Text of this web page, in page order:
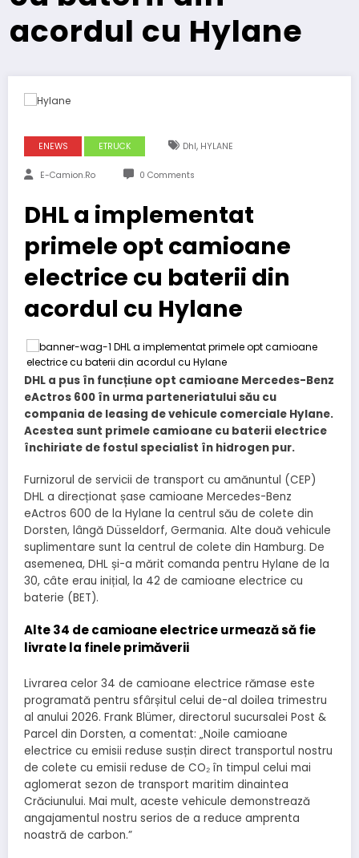
acordul cu Hylane
ENEWS ETRUCK Dhl, HYLANE
E-Camion.ro 0 Comments
DHL a implementat
primele opt camioane
electrice cu baterii din
acordul cu Hylane
DHL a pus în funcțiune opt camioane Mercedes-Benz
eActros 600 în urma parteneriatului său cu
compania de leasing de vehicule comerciale Hylane.
Acestea sunt primele camioane cu baterii electrice
închiriate de fostul specialist în hidrogen pur.
Furnizorul de servicii de transport cu amănuntul (CEP)
DHL a direcționat șase camioane Mercedes-Benz
eActros 600 de la Hylane la centrul său de colete din
Dorsten, lângă Düsseldorf, Germania. Alte două vehicule
suplimentare sunt la centrul de colete din Hamburg. De
asemenea, DHL și-a mărit comanda pentru Hylane de la
30, câte erau inițial, la 42 de camioane electrice cu
baterie (BET).
Alte 34 de camioane electrice urmează să fie
livrate la finele primăverii
Livrarea celor 34 de camioane electrice rămase este
programată pentru sfârșitul celui de-al doilea trimestru
al anului 2026. Frank Blümer, directorul sucursalei Post &
Parcel din Dorsten, a comentat: „Noile camioane
electrice cu emisii reduse susțin direct transportul nostru
de colete cu emisii reduse de CO₂ în timpul celui mai
aglomerat sezon de transport maritim dinaintea
Crăciunului. Mai mult, aceste vehicule demonstrează
angajamentul nostru serios de a reduce amprenta
noastră de carbon.”